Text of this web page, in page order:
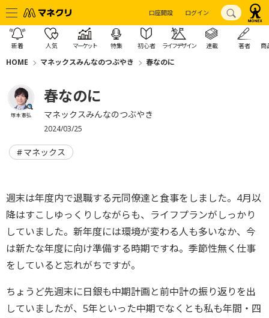
口座開設 ログイン
新着 人気 マーケット 特集 初心者 ライフデザイン 連載 著者 商
HOME マネックスみんなのつぶやき 春なのに
塚本 憲弘
春なのに
マネックスみんなのつぶやき
2024/03/25
マネックス
週末は年度内で退職する元同僚達と食事をしました。4月以
降はすこしゆっくりしながらも、ライフプランがしっかり
していました。新年度には環境が変わる人も多いなか、今
は新たな年度に向け準備する時期ですね。季節性無く仕事
をしていると忘れがちですが。
ちょうど先週末に日銀も中期計画と前中計の振り返りを出
していましたが、5年といった中期でなくとも私も年間・四